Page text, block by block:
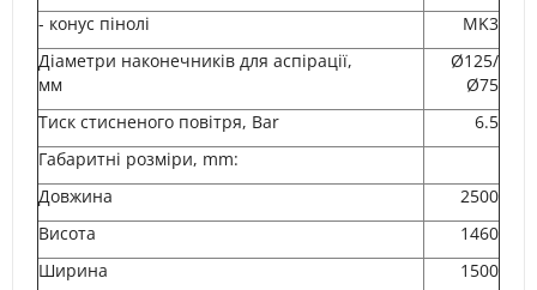
- конус пінолі
MK3
Діаметри наконечників для аспірації,
мм
Ø125/
Ø75
Тиск стисненого повітря, Bar
6.5
Габаритні розміри, mm:
Довжина
2500
Висота
1460
Ширина
1500